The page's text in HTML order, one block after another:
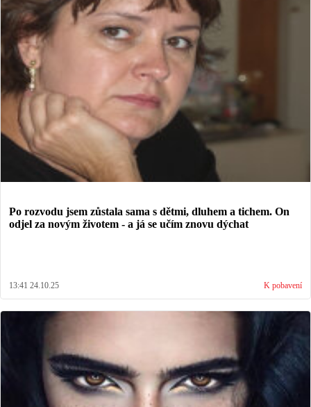
Po rozvodu jsem zůstala sama s dětmi, dluhem a tichem. On
odjel za novým životem - a já se učím znovu dýchat
13:41 24.10.25 K pobavení